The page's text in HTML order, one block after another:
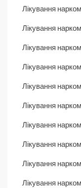
Лікування
Лікування
Лікування
Лікування
Лікування
Лікування
Лікування
Лікування
Лікування
Лікування